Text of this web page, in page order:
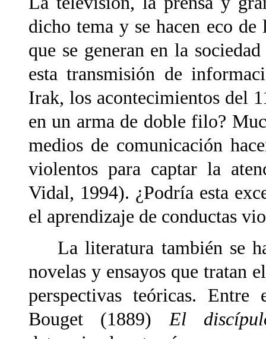
dicho tema y se hacen eco
que se generan en la
esta transmisión de
Irak, los acontecimientos del
en un arma de doble filo?
medios de comunicación
violentos para captar la
Vidal, 1994). ¿Podría esta
el aprendizaje de conductas
La literatura también se ha
novelas y ensayos que tratan
perspectivas teóricas.
Bouget (1889)El